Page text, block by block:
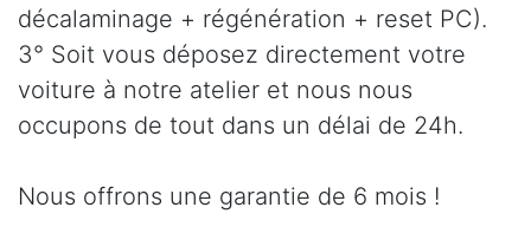
décalaminage + régénération + reset PC).
3° Soit vous déposez directement votre
voiture à notre atelier et nous nous
occupons de tout dans un délai de 24h.
Nous offrons une garantie de 6 mois !